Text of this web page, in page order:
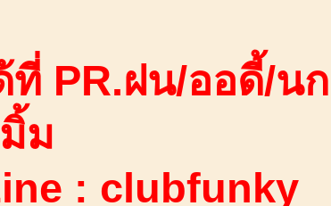
PR.ฝน/ออดี้/นก
ม
: clubfunky